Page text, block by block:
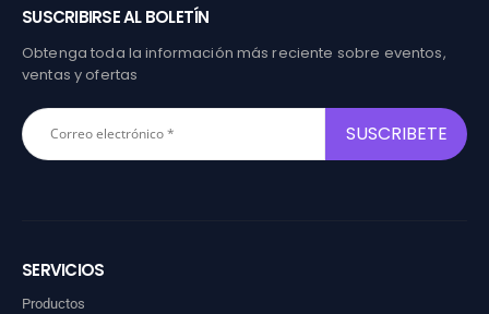
SUSCRIBIRSE AL BOLETÍN
Obtenga toda la información más reciente sobre eventos,
ventas y ofertas
SERVICIOS
Productos